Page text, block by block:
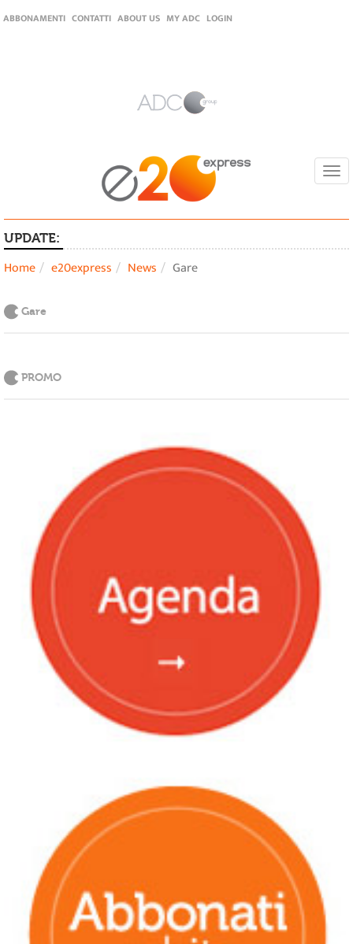
ABBONAMENTI CONTATTI ABOUT US MY ADC LOGIN
UPDATE:
Home e20express News Gare
Gare
PROMO